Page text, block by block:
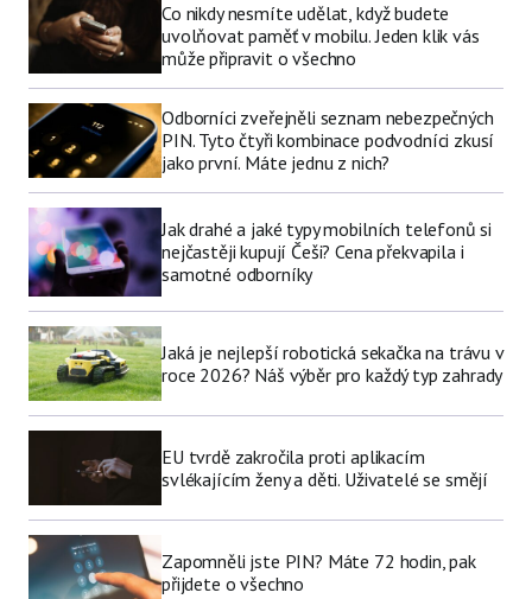
Co nikdy nesmíte udělat, když budete
uvolňovat paměť v mobilu. Jeden klik vás
může připravit o všechno
Odborníci zveřejněli seznam nebezpečných
PIN. Tyto čtyři kombinace podvodníci zkusí
jako první. Máte jednu z nich?
Jak drahé a jaké typy mobilních telefonů si
nejčastěji kupují Češi? Cena překvapila i
samotné odborníky
Jaká je nejlepší robotická sekačka na trávu v
roce 2026? Náš výběr pro každý typ zahrady
EU tvrdě zakročila proti aplikacím
svlékajícím ženy a děti. Uživatelé se smějí
Zapomněli jste PIN? Máte 72 hodin, pak
přijdete o všechno